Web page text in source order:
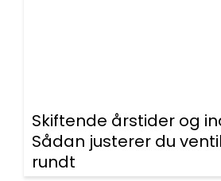
Skiftende årstider og
Sådan justerer du
rundt